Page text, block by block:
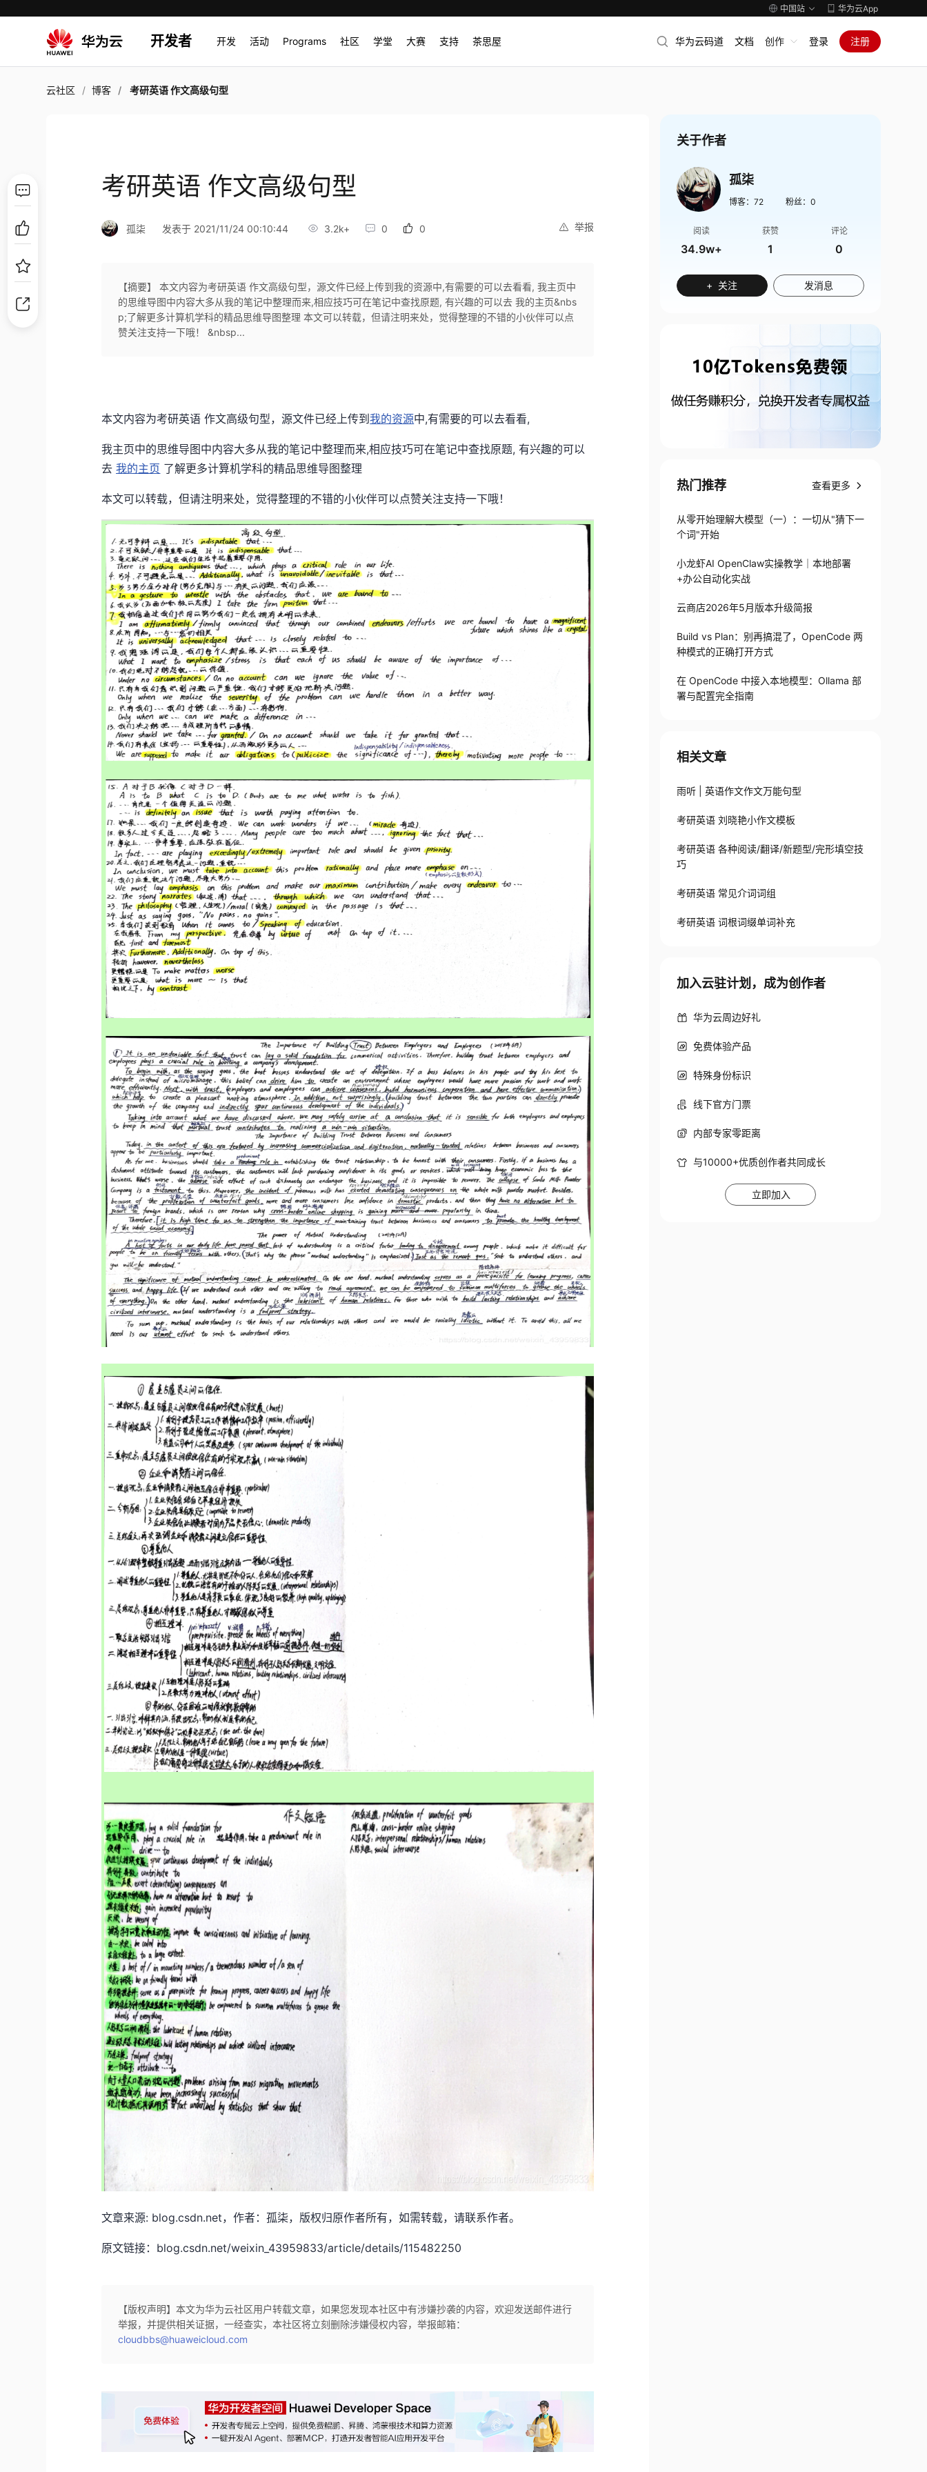
中国站 华为云App
开发者 开发 活动 Programs 社区 学堂 大赛 支持 茶思屋 华为云码道 文档 创作 登录 注册
云社区 博客 考研英语 作文高级句型
考研英语 作文高级句型
举报
孤柒 发表于 2021/11/24 00:10:44 3.2k+ 0 0
【摘要】 本文内容为考研英语 作文高级句型，源文件已经上传到我的资源中,有需要的可以去看看, 我主页中
的思维导图中内容大多从我的笔记中整理而来,相应技巧可在笔记中查找原题, 有兴趣的可以去 我的主页&nbs
p;了解更多计算机学科的精品思维导图整理 本文可以转载，但请注明来处，觉得整理的不错的小伙伴可以点
赞关注支持一下哦！ &nbsp...
本文内容为考研英语 作文高级句型，源文件已经上传到我的资源中,有需要的可以去看看,
我主页中的思维导图中内容大多从我的笔记中整理而来,相应技巧可在笔记中查找原题, 有兴趣的可以
去我的主页 了解更多计算机学科的精品思维导图整理
本文可以转载，但请注明来处，觉得整理的不错的小伙伴可以点赞关注支持一下哦！
文章来源: blog.csdn.net，作者：孤柒，版权归原作者所有，如需转载，请联系作者。
原文链接：blog.csdn.net/weixin_43959833/article/details/115482250
【版权声明】本文为华为云社区用户转载文章，如果您发现本社区中有涉嫌抄袭的内容，欢迎发送邮件进行
举报，并提供相关证据，一经查实，本社区将立刻删除涉嫌侵权内容，举报邮箱：
cloudbbs@huaweicloud.com
关于作者
孤柒
博客： 72 粉丝： 0
阅读
34.9w+
获赞
1
评论
0
+ 关注 发消息
热门推荐 查看更多
从零开始理解大模型（一）：一切从"猜下一
个词"开始
小龙虾AI OpenClaw实操教学｜本地部署
+办公自动化实战
云商店2026年5月版本升级简报
Build vs Plan：别再搞混了，OpenCode 两
种模式的正确打开方式
在 OpenCode 中接入本地模型：Ollama 部
署与配置完全指南
相关文章
雨听 | 英语作文作文万能句型
考研英语 刘晓艳小作文模板
考研英语 各种阅读/翻译/新题型/完形填空技
巧
考研英语 常见介词词组
考研英语 词根词缀单词补充
加入云驻计划，成为创作者
华为云周边好礼
免费体验产品
特殊身份标识
线下官方门票
内部专家零距离
与10000+优质创作者共同成长
立即加入